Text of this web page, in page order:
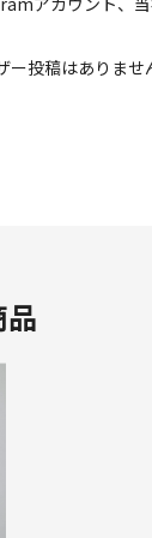
ー投稿はありませ